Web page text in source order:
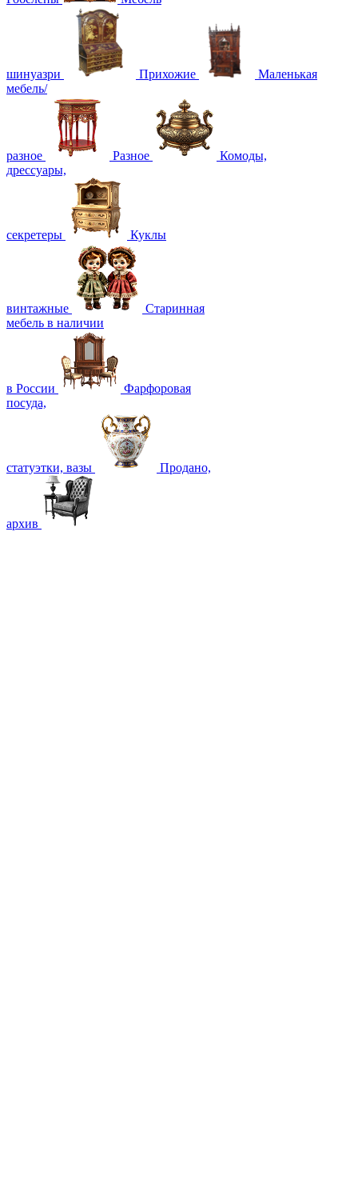
шинуазри Прихожие
Маленькая
мебель/
разное Разное
Комоды,
дрессуары,
секретеры Куклы
винтажные
Старинная
мебель в наличии
в России
Фарфоровая
посуда,
статуэтки, вазы Продано,
архив